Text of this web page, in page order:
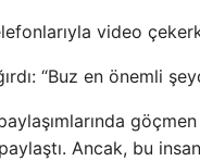
video
“Buz en önemli
Ancak, bu